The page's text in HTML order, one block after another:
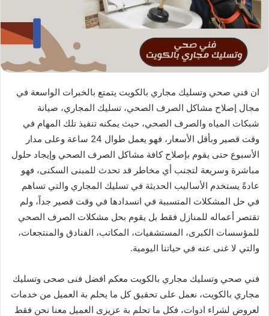
ان فني صحي وتسليك مجاري بالكويت يتمتع بالخبرات الواسعة في
مجال إصلاح مشاكل الصرف الصحي، تسليك المجاري، صيانة
شبكات المياه والصرف الصحي، حيث يمكنه تنفيذ تلك المهام في
وقت قصير وبأقل الأسعار، فهو يعمل طوال 24 ساعة وعلى مدار
الأسبوع حتى يقوم بإصلاح كافة مشاكل الصرف الصحي وإيجاد حلول
مباشرة وسريعة لتجنب أي مخاطر قد تحدث للمبنى السكنى، فهو
عادةً يستخدم الأساليب الحديثة في تسليك المجاري والتي تساهم
في حل المشكلات المتسببة في انسدادها في وقت قصير جداً، ولم
تقتصر أعماله للمنازل فقط بل يقوم بحل مشكلات الصرف الصحي
للمؤسسات الكبرى، المستشفيات، المكاتب، الفنادق والمنتجعات،
والتي لا غنى عنه في حياتنا اليومية.
فني صحي وتسليك مجاري بالكويت معكم افضل فنى صحى وتسليك
مجاري بالكويت، نعمل على تحقيق كل ما يحلم بة العميل من خدمات
لعروض لشراء ادوات، فكل ما تحلم بة عزيزى العميل معنا نحن فقط